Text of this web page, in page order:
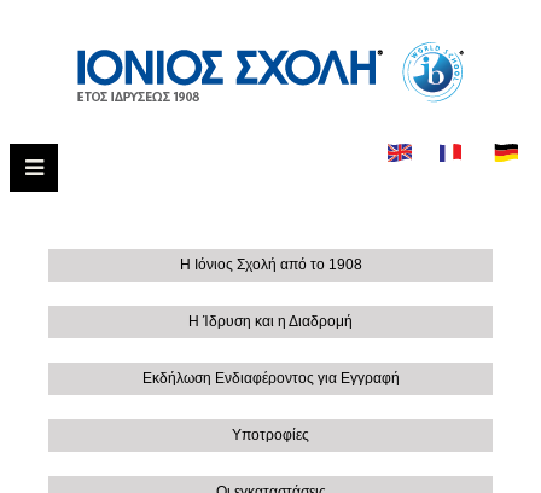
Η Ιόνιος Σχολή από το 1908
Η Ίδρυση και η Διαδρομή
Εκδήλωση Ενδιαφέροντος για Εγγραφή
Υποτροφίες